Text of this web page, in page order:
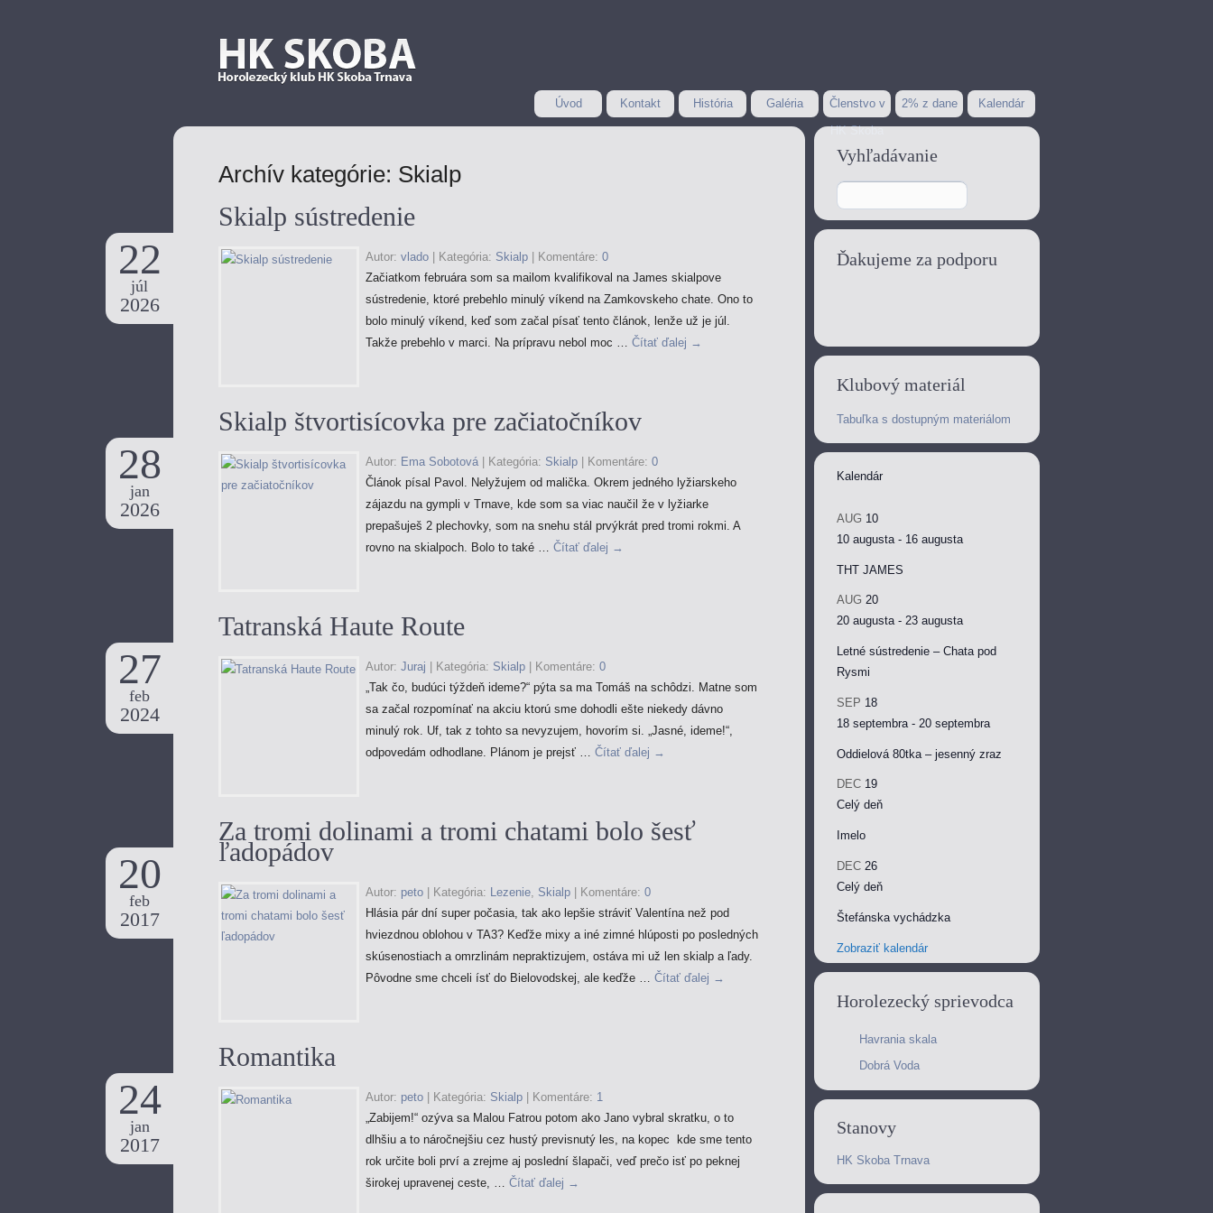
Úvod Kontakt História Galéria
Členstvo v
HK Skoba
2% z dane Kalendár
Archív kategórie: Skialp
Skialp sústredenie
22
júl
2026
Autor: vlado Kategória: Skialp Komentáre: 0
Začiatkom februára som sa mailom kvalifikoval na James skialpove
sústredenie, ktoré prebehlo minulý víkend na Zamkovskeho chate. Ono to
bolo minulý víkend, keď som začal písať tento článok, lenže už je júl.
Takže prebehlo v marci. Na prípravu nebol moc … Čítať ďalej →
Skialp štvortisícovka pre začiatočníkov
28
jan
2026
Autor: Ema Sobotová Kategória: Skialp Komentáre: 0
Článok písal Pavol. Nelyžujem od malička. Okrem jedného lyžiarskeho
zájazdu na gympli v Trnave, kde som sa viac naučil že v lyžiarke
prepašuješ 2 plechovky, som na snehu stál prvýkrát pred tromi rokmi. A
rovno na skialpoch. Bolo to také … Čítať ďalej →
Tatranská Haute Route
27
feb
2024
Autor: Juraj Kategória: Skialp Komentáre: 0
„Tak čo, budúci týždeň ideme?“ pýta sa ma Tomáš na schôdzi. Matne som
sa začal rozpomínať na akciu ktorú sme dohodli ešte niekedy dávno
minulý rok. Uf, tak z tohto sa nevyzujem, hovorím si. „Jasné, ideme!“,
odpovedám odhodlane. Plánom je prejsť … Čítať ďalej →
Za tromi dolinami a tromi chatami bolo šesť
ľadopádov
20
feb
2017
Autor: peto Kategória: Lezenie, Skialp Komentáre: 0
Hlásia pár dní super počasia, tak ako lepšie stráviť Valentína než pod
hviezdnou oblohou v TA3? Keďže mixy a iné zimné hlúposti po posledných
skúsenostiach a omrzlinám nepraktizujem, ostáva mi už len skialp a ľady.
Pôvodne sme chceli ísť do Bielovodskej, ale keďže … Čítať ďalej →
Romantika
24
jan
2017
Autor: peto Kategória: Skialp Komentáre: 1
„Zabijem!“ ozýva sa Malou Fatrou potom ako Jano vybral skratku, o to
dlhšiu a to náročnejšiu cez hustý previsnutý les, na kopec kde sme tento
rok určite boli prví a zrejme aj poslední šlapači, veď prečo isť po peknej
širokej upravenej ceste, … Čítať ďalej →
Vyhľadávanie
Ďakujeme za podporu
Klubový materiál
Tabuľka s dostupným materiálom
Kalendár
AUG 10
10 augusta - 16 augusta
THT JAMES
AUG 20
20 augusta- 23 augusta
Letné sústredenie – Chata pod
Rysmi
SEP 18
18 septembra - 20 septembra
Oddielová 80tka – jesenný zraz
DEC 19
Celý deň
Imelo
DEC 26
Celý deň
Štefánska vychádzka
Zobraziť kalendár
Horolezecký sprievodca
Havrania skala
Dobrá Voda
Stanovy
HK Skoba Trnava